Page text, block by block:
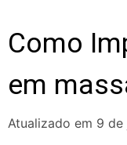
Como
em
Atualizado em 9